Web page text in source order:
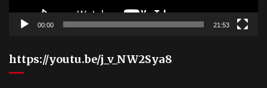
00:00 21:53
https://youtu.be/j_v_NW2Sya8